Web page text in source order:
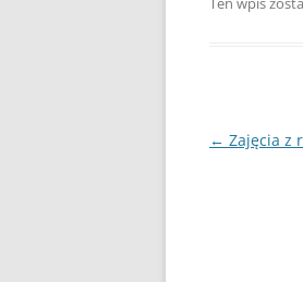
Nawigacja
← Zajęcia z